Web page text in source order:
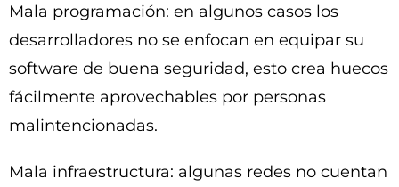
Mala programación: en algunos casos los
desarrolladores no se enfocan en equipar su
software de buena seguridad, esto crea huecos
fácilmente aprovechables por personas
malintencionadas.
Mala infraestructura: algunas redes no cuentan